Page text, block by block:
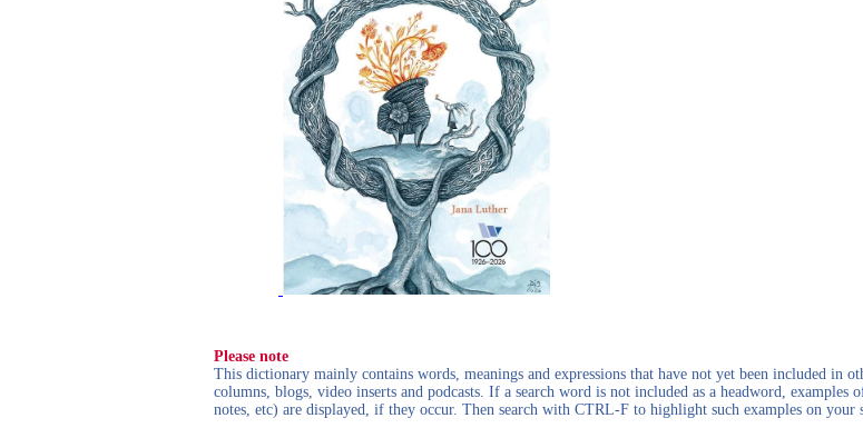
Please note
This dictionary mainly contains words, meanings and expressions that have not yet been included in
columns, blogs, video inserts and podcasts. If a search word is not included as a headword,
notes, etc) are displayed, if they occur. Then search with CTRL-F to highlight such examples on your